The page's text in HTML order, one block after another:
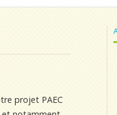
projet PAEC